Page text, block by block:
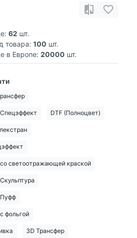
62 шт.
товара: 100 шт.
в Европе: 20000 шт.
DTF (Полноцвет)
светоотражающей краской
Пуфф
фольгой
3D Трансфер